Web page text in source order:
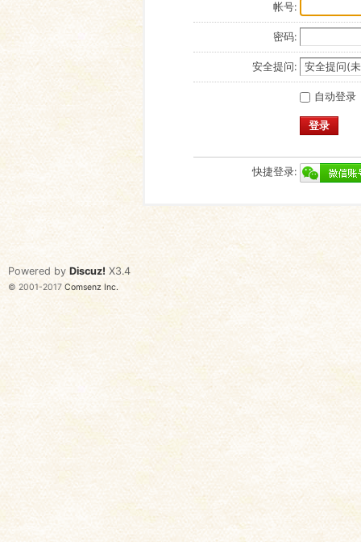
帐号:
密码:
安全提问:
自动登录
登录
快捷登录:
Powered by Discuz! X3.4
© 2001-2017 Comsenz Inc.